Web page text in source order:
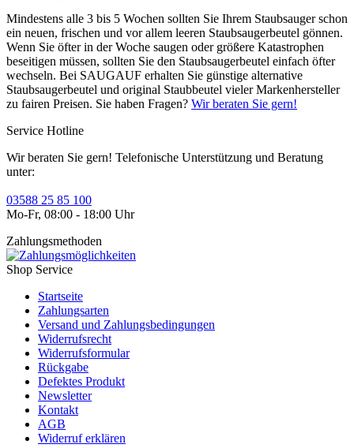
Mindestens alle 3 bis 5 Wochen sollten Sie Ihrem Staubsauger schon
ein neuen, frischen und vor allem leeren Staubsaugerbeutel gönnen.
Wenn Sie öfter in der Woche saugen oder größere Katastrophen
beseitigen müssen, sollten Sie den Staubsaugerbeutel einfach öfter
wechseln. Bei SAUGAUF erhalten Sie günstige alternative
Staubsaugerbeutel und original Staubbeutel vieler Markenhersteller
zu fairen Preisen. Sie haben Fragen? Wir beraten Sie gern!
Service Hotline
Wir beraten Sie gern! Telefonische Unterstützung und Beratung
unter:
03588 25 85 100
Mo-Fr, 08:00 - 18:00 Uhr
Zahlungsmethoden
Shop Service
Startseite
Zahlungsarten
Versand und Zahlungsbedingungen
Widerrufsrecht
Widerrufsformular
Rückgabe
Defektes Produkt
Newsletter
Kontakt
AGB
Widerruf erklären